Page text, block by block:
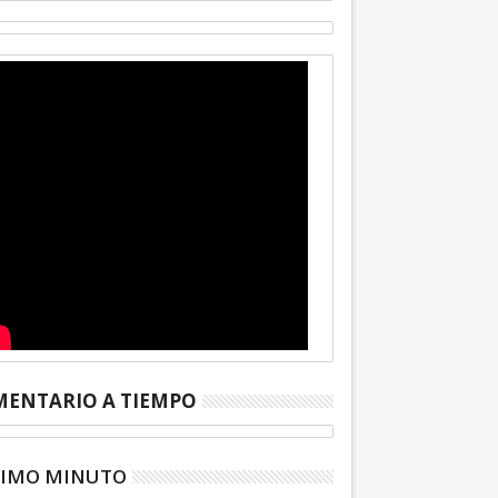
A TIEMPO
MINUTO